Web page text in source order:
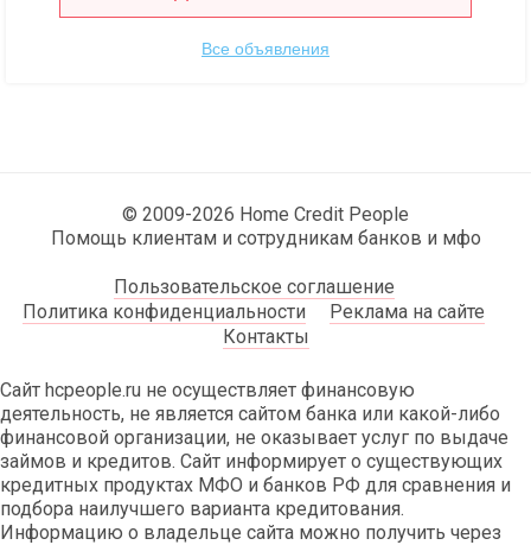
Все объявления
© 2009-2026 Home Credit People
Помощь клиентам и сотрудникам банков и мфо
Пользовательское соглашение
Политика конфиденциальности
Реклама на сайте
Контакты
Сайт hcpeople.ru не осуществляет финансовую
деятельность, не является сайтом банка или какой-либо
финансовой организации, не оказывает услуг по выдаче
займов и кредитов. Сайт информирует о существующих
кредитных продуктах МФО и банков РФ для сравнения и
подбора наилучшего варианта кредитования.
Информацию о владельце сайта можно получить через